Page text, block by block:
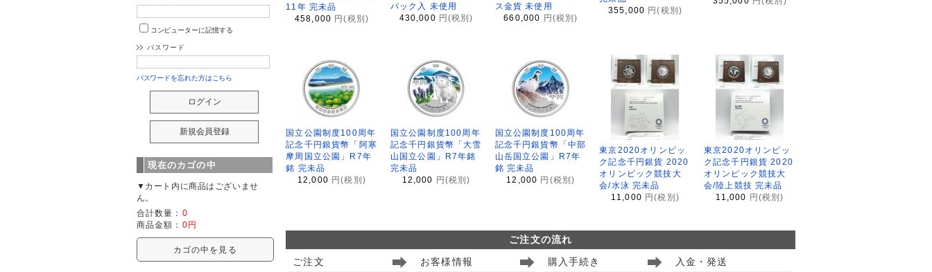
11年 完未品
458,000 円(税別)
パック入 未使用
430,000 円(税別)
ス金貨 未使用
660,000
円(税別)
355,000 円(税別)
国立公園制度100周年
記念千円銀貨幣「阿寒
摩周国立公園」R7年
銘 完未品
12,000 円(税別)
国立公園制度100周年
記念千円銀貨幣「大雪
山国立公園」R7年銘
完未品
12,000
円(税別)
国立公園制度100周年
記念千円銀貨幣「中部
山岳国立公園」R7年
銘 完未品
12,000 円(税別)
東京2020オリンピッ
ク記念千円銀貨 2020
オリンピック競技大
会/水泳 完未品
11,000 円(税別)
東京2020オリンピッ
ク記念千円銀貨 2020
オリンピック競技大
会/陸上競技 完未品
11,000
円(税別)
ご注文の流れ
ご注文
お客様情報 購入手続き 入金・発送
コンピューターに記憶する
パスワード
パスワードを忘れた方はこちら
現在のカゴの中
▼カート内に商品はございませ
ん。
合計数量： 0
商品金額： 0円
カゴの中を見る